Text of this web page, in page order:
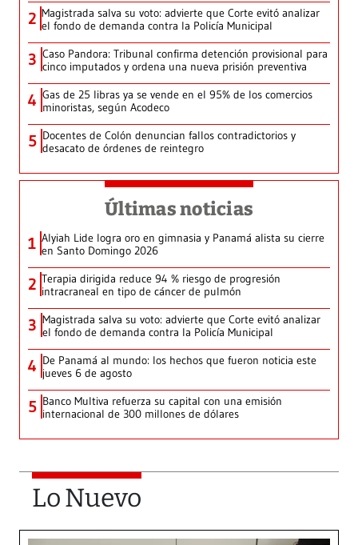
2 Magistrada salva su voto: advierte que Corte evitó analizar
el fondo de demanda contra la Policía Municipal
3 Caso Pandora: Tribunal confirma detención provisional para
cinco imputados y ordena una nueva prisión preventiva
4 Gas de 25 libras ya se vende en el 95% de los comercios
minoristas, según Acodeco
5 Docentes de Colón denuncian fallos contradictorios y
desacato de órdenes de reintegro
Últimas noticias
1 Alyiah Lide logra oro en gimnasia y Panamá alista su cierre
en Santo Domingo 2026
2 Terapia dirigida reduce 94 % riesgo de progresión
intracraneal en tipo de cáncer de pulmón
3 Magistrada salva su voto: advierte que Corte evitó analizar
el fondo de demanda contra la Policía Municipal
4 De Panamá al mundo: los hechos que fueron noticia este
jueves 6 de agosto
5 Banco Multiva refuerza su capital con una emisión
internacional de 300 millones de dólares
Lo Nuevo